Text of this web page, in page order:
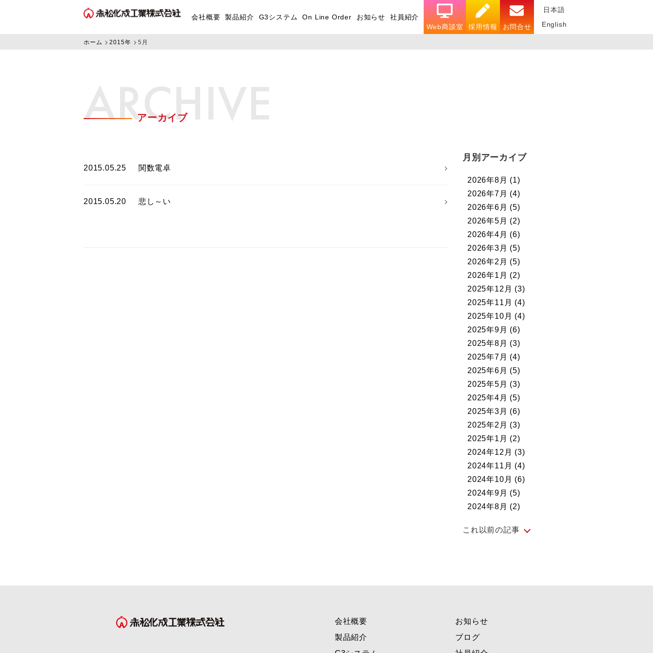
会社概要 製品紹介 G3システム On Line Order お知らせ
社員紹介
Web商談室
採用情報 お問合せ
日本語
English
ホーム 2015年 5月
ARCHIVE
アーカイブ
2015.05.25 関数電卓
2015.05.20 悲し～い
月別アーカイブ
2026年8月 (1)
2026年7月 (4)
2026年6月 (5)
2026年5月 (2)
2026年4月 (6)
2026年3月 (5)
2026年2月 (5)
2026年1月 (2)
2025年12月 (3)
2025年11月 (4)
2025年10月 (4)
2025年9月 (6)
2025年8月 (3)
2025年7月 (4)
2025年6月 (5)
2025年5月 (3)
2025年4月 (5)
2025年3月 (6)
2025年2月 (3)
2025年1月 (2)
2024年12月 (3)
2024年11月 (4)
2024年10月 (6)
2024年9月 (5)
2024年8月 (2)
これ以前の記事
2024年2月
2024年1月
2023年12月
会社概要
製品紹介
お知らせ
ブログ